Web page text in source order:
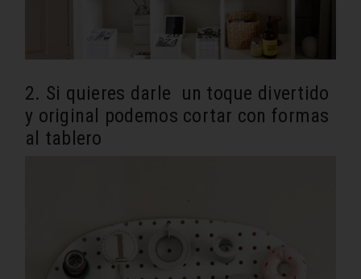
2. Si quieres darle un toque divertido
y original podemos cortar con formas
al tablero